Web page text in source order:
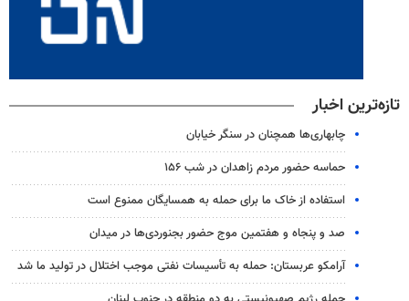
تازه‌ترین اخبار
چابهاری‌ها همچنان در سنگر خیابان
حماسه حضور مردم زاهدان در شب ۱۵۶
استفاده از خاک ما برای حمله به همسایگان ممنوع است
صد و پنجاه و هفتمین موج حضور بجنوردی‌ها در میدان
آرامکو عربستان: حمله به تأسیسات نفتی موجب اختلال در تولید ما شد